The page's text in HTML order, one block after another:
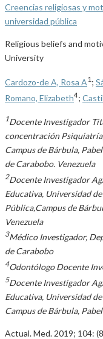
Creencias religiosas y
universidad pública
Religious beliefs and
University
Cardozo-de A, Rosa A1 ;
Romano, Elizabeth4;
1Docente Investigador
concentración
Campus de Bárbula,
de Carabobo. Venezuela
2Docente Investigador
Educativa, Universidad
Pública,Campus de
Venezuela
3Médico Investigador,
de Carabobo
4Odontólogo Docente
5Docente Investigador
Educativa, Universidad
Campus de Bárbula,
Actual. Med. 2019; 104: